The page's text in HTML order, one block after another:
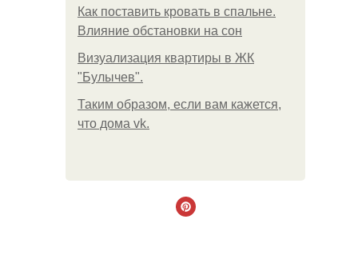
Как поставить кровать в спальне.
Влияние обстановки на сон
Визуализация квартиры в ЖК
"Булычев".
Таким образом, если вам кажется,
что дома vk.